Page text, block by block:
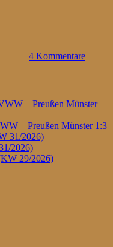
4 Kommentare
– Preußen Münster
– Preußen Münster 1:3
31/2026)
2026)
29/2026)